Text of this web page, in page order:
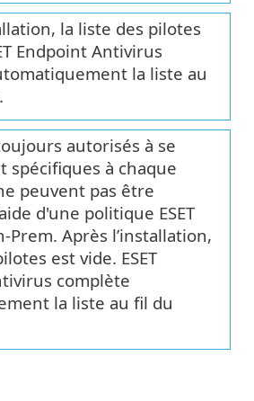
la liste des pilotes
Endpoint Antivirus
la liste au
autorisés à se
spécifiques à chaque
peuvent pas être
d'une politique ESET
Prem. Après l’installation,
est vide. ESET
complète
la liste au fil du